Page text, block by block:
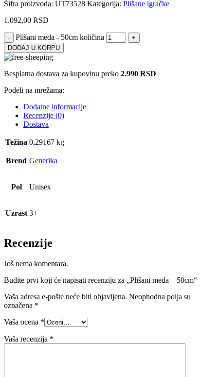
Šifra proizvoda: UT73528 Kategorija: Plišane igračke
1.092,00 RSD
Plišani meda - 50cm količina
DODAJ U KORPU
Besplatna dostava za kupovinu preko 2.990 RSD
Podeli na mrežama:
Dodatne informacije
Recenzije (0)
Dostava
Težina 0,29167 kg
Brend Generika
Pol Unisex
Uzrast 3+
Recenzije
Još nema komentara.
Budite prvi koji će napisati recenziju za „Plišani meda – 50cm“
Vaša adresa e-pošte neće biti objavljena. Neophodna polja su
označena *
Vaša ocena *
Vaša recenzija *